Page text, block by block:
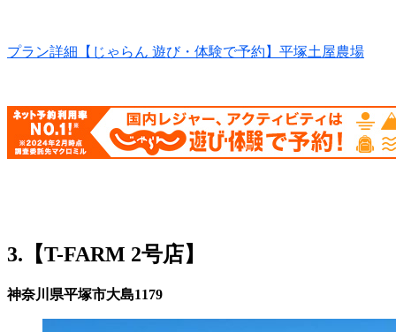
プラン詳細【じゃらん 遊び・体験で予約】平塚土屋農場
3.【T-FARM 2号店】
神奈川県平塚市大島1179